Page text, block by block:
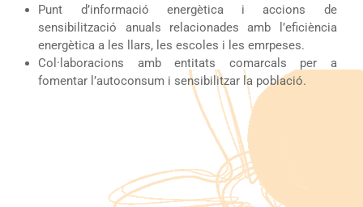
Punt d’informació energèticai accions de
sensibilització anuals relacionades amb l’eficiència
energètica a les llars, les escoles i les emrpeses.
Col·laboracions amb entitats comarcals per a
fomentar l’autoconsum i sensibilitzar la població.